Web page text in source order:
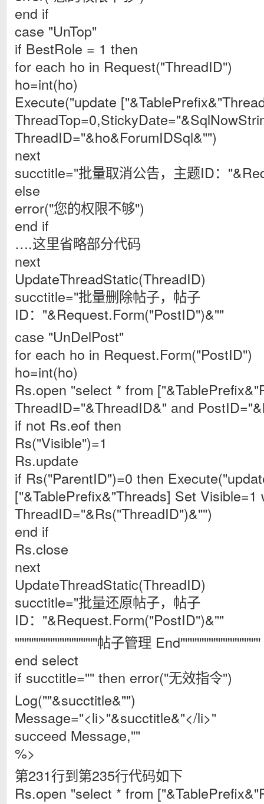
end if
case "UnTop"
if BestRole = 1 then
for each ho in Request("ThreadID")
ho=int(ho)
Execute("update
ThreadID="&ho&ForumIDSql&"")
next
succtitle="批量取消公告，主题ID：
else
error("您的权限不够")
end if
….这里省略部分代码
next
UpdateThreadStatic(ThreadID)
succtitle="批量删除帖子，帖子
ID："&Request.Form("PostID")&""
case "UnDelPost"
for each ho in Request.Form("PostID")
ho=int(ho)
Rs.open "select * from
ThreadID="&ThreadID&" and
if not Rs.eof then
Rs("Visible")=1
Rs.update
if Rs("ParentID")=0 then
["&TablePrefix&"Threads] Set Visible=1
ThreadID="&Rs("ThreadID")&"")
end if
Rs.close
next
UpdateThreadStatic(ThreadID)
succtitle="批量还原帖子，帖子
ID："&Request.Form("PostID")&""
'''''''''''''''''''''''''''''''''''帖子管理 End''''''''''''''''''''''''''''''''''
end select
if succtitle="" then error("无效指令")
Log(""&succtitle&"")
Message="<li>"&succtitle&"</li>"
succeed Message,""
%>
第231行到第235行代码如下
Rs.open "select * from